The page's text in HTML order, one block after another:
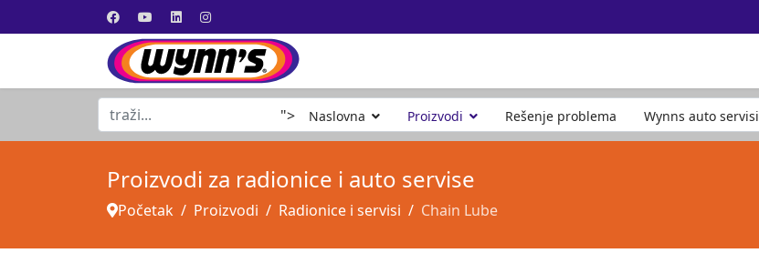
"> Naslovna Proizvodi Rešenje problema Wynns auto servisi
traži...
Proizvodi za radionice i auto servise
Početak Proizvodi Radionice i servisi Chain Lube